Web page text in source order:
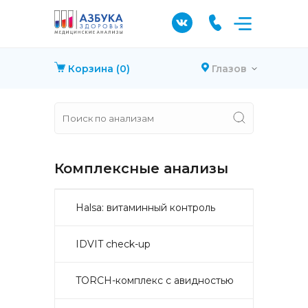
Корзина (0) Глазов
Комплексные анализы
Halsa: витаминный контроль
IDVIT check-up
TORCH-комплекс с авидностью